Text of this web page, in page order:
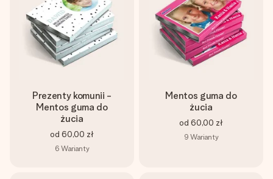
Prezenty komunii -
Mentos guma do
żucia
od 60,00 zł
6 Warianty
Mentos guma do
żucia
od 60,00 zł
9 Warianty